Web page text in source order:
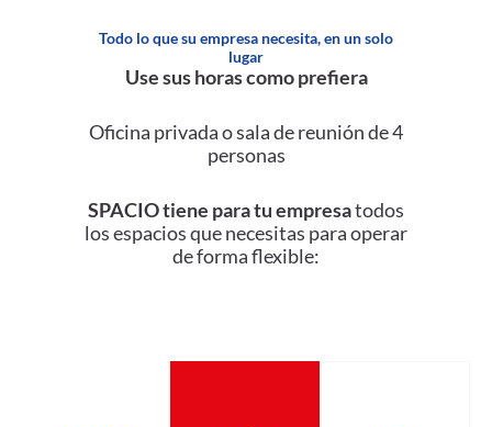
Todo lo que su empresa necesita, en un solo
lugar
Use sus horas como prefiera
Oficina privada o sala de reunión de 4
personas
SPACIO tiene para tu empresatodos
los espacios que necesitas para operar
de forma flexible: